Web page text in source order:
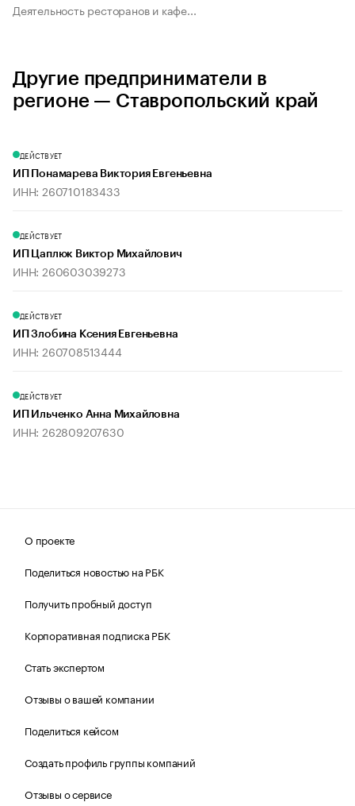
Деятельность ресторанов и кафе...
Другие предприниматели в
регионе — Ставропольский край
ДЕЙСТВУЕТ
ИП Понамарева Виктория Евгеньевна
ИНН: 260710183433
ДЕЙСТВУЕТ
ИП Цаплюк Виктор Михайлович
ИНН: 260603039273
ДЕЙСТВУЕТ
ИП Злобина Ксения Евгеньевна
ИНН: 260708513444
ДЕЙСТВУЕТ
ИП Ильченко Анна Михайловна
ИНН: 262809207630
О проекте
Поделиться новостью на РБК
Получить пробный доступ
Корпоративная подписка РБК
Стать экспертом
Отзывы о вашей компании
Поделиться кейсом
Создать профиль группы компаний
Отзывы о сервисе